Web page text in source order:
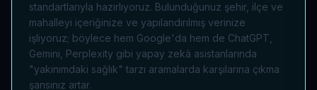
standartlarıyla hazırlıyoruz. Bulunduğunuz şehir, ilçe ve
mahalleyi içeriğinize ve yapılandırılmış verinize
işliyoruz; böylece hem Google'da hem de ChatGPT,
Gemini, Perplexity gibi yapay zekâ asistanlarında
"yakınımdaki sağlık" tarzı aramalarda karşılarına çıkma
şansınız artar.